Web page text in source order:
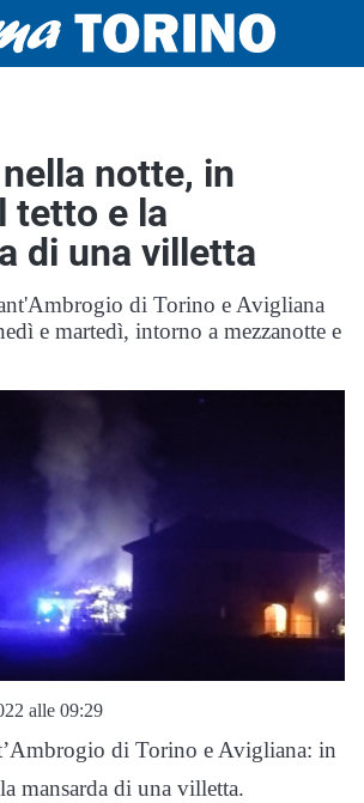
notte, in
tetto e la
di una villetta
di Torino e Avigliana
e martedì, intorno a mezzanotte e
alle 09:29
di Torino e Avigliana: in
mansarda di una villetta.